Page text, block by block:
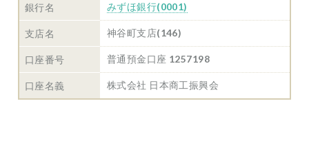
銀行名 みずほ銀行(0001)
支店名 神谷町支店(146)
口座番号 普通預金口座 1257198
口座名義 株式会社 日本商工振興会